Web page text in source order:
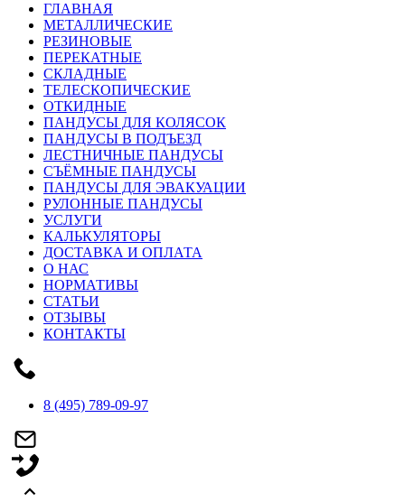
ГЛАВНАЯ
МЕТАЛЛИЧЕСКИЕ
РЕЗИНОВЫЕ
ПЕРЕКАТНЫЕ
СКЛАДНЫЕ
ТЕЛЕСКОПИЧЕСКИЕ
ОТКИДНЫЕ
ПАНДУСЫ ДЛЯ КОЛЯСОК
ПАНДУСЫ В ПОДЪЕЗД
ЛЕСТНИЧНЫЕ ПАНДУСЫ
СЪЁМНЫЕ ПАНДУСЫ
ПАНДУСЫ ДЛЯ ЭВАКУАЦИИ
РУЛОННЫЕ ПАНДУСЫ
УСЛУГИ
КАЛЬКУЛЯТОРЫ
ДОСТАВКА И ОПЛАТА
О НАС
НОРМАТИВЫ
СТАТЬИ
ОТЗЫВЫ
КОНТАКТЫ
8 (495) 789-09-97